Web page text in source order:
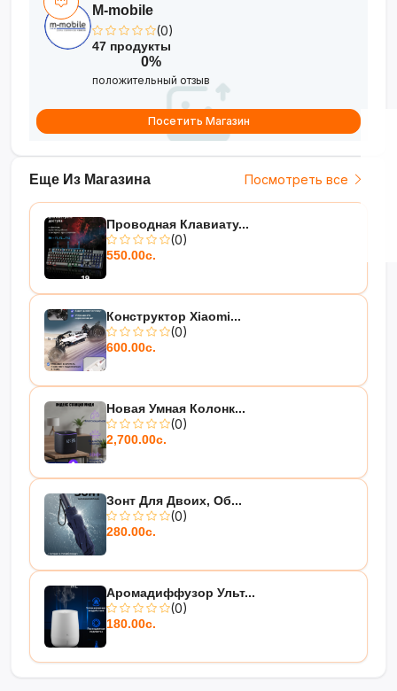
Еще Из Магазина Посмотреть все
Проводная Клавиату...
(0)
550.00с.
Конструктор Xiaomi...
(0)
600.00с.
Новая Умная Колонк...
(0)
2,700.00с.
Зонт Для Двоих, Об...
(0)
280.00с.
Аромадиффузор Ульт...
(0)
180.00с.
M-mobile
(0)
47 продукты
0%
положительный отзыв
Посетить Магазин